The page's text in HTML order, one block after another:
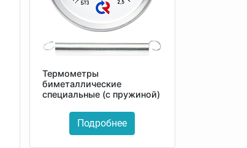
Термометры
биметаллические
специальные (с пружиной)
Подробнее